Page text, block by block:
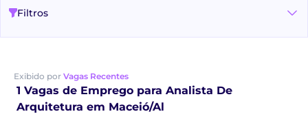
Filtros
Exibido por Vagas Recentes
1 Vagas de Emprego para Analista De
Arquitetura em Maceió/Al